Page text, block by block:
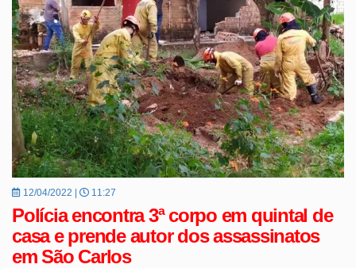
12/04/2022 | 11:27
Polícia encontra 3ª corpo em quintal de
casa e prende autor dos assassinatos
em São Carlos